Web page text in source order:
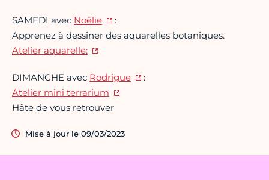
SAMEDI avec Noëlie
:
Apprenez à dessiner des aquarelles botaniques.
Atelier aquarelle:
DIMANCHE avec Rodrigue
:
Atelier mini terrarium
Hâte de vous retrouver
Mise à jour le 09/03/2023